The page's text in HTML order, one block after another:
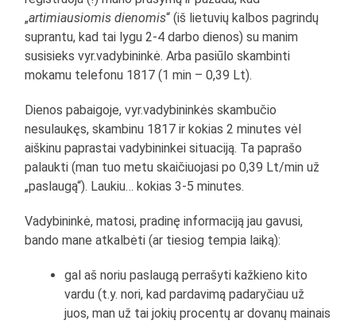
„artimiausiomis dienomis“ (iš lietuvių kalbos pagrindų
suprantu, kad tai lygu 2-4 darbo dienos) su manim
susisieks vyr.vadybininkė. Arba pasiūlo skambinti
mokamu telefonu 1817 (1 min – 0,39 Lt).
Dienos pabaigoje, vyr.vadybininkės skambučio
nesulaukęs, skambinu 1817 ir kokias 2 minutes vėl
aiškinu paprastai vadybininkei situaciją. Ta paprašo
palaukti (man tuo metu skaičiuojasi po 0,39 Lt/min už
„paslaugą“). Laukiu… kokias 3-5 minutes.
Vadybininkė, matosi, pradinę informaciją jau gavusi,
bando mane atkalbėti (ar tiesiog tempia laiką):
gal aš noriu paslaugą perrašyti kažkieno kito
vardu (t.y. nori, kad pardavimą padaryčiau už
juos, man už tai jokių procentų ar dovanų mainais